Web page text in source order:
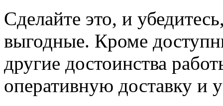
Сделайте это, и
выгодные. Кроме
другие достоинства
оперативную доставку и